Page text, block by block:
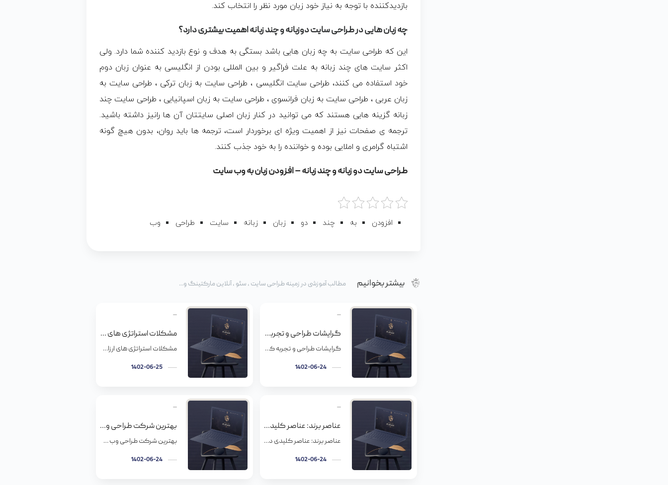
بازدیدکننده با توجه به نیاز خود زبان مورد نظر را انتخاب کند.
چه زبان هایی در طراحی سایت دوزبانه و چند زبانه اهمیت بیشتری دارد؟
این که طراحی سایت به چه زبان هایی باشد بستگی به هدف و نوع بازدید کننده شما دارد. ولی
اکثر سایت های چند زبانه به علت فراگیر و بین المللی بودن از انگلیسی به عنوان زبان دوم
خود استفاده می کنند، طراحی سایت انگلیسی ، طراحی سایت به زبان ترکی ، طراحی سایت به
زبان عربی ، طراحی سایت به زبان فرانسوی ، طراحی سایت به زبان اسپانیایی ، طراحی سایت چند
زبانه گزینه هایی هستند که می توانید در کنار زبان اصلی سایتتان آن ها رانیز داشته باشید.
ترجمه ی صفحات نیز از اهمیت ویژه ای برخوردار است، ترجمه ها باید روان، بدون هیچ گونه
اشتباه گرامری و املایی بوده و خواننده را به خود جذب کنند.
طراحی سایت دو زبانه و چند زبانه – افزودن زبان به وب سایت
افزودن به چند دو زبان زبانه سایت طراحی وب
بیشتر بخوانیم مطالب آموزشی در زمینه طراحی سایت ، سئو ، آنلاین مارکتینگ و...
گرایشات طراحی و تجربه کاربری سایت
گرایشات طراحی و تجربه کاربری سایت طراحی تجربه کاربری الآن دیگه یکی از بزرگترین حالتهای توسعه سایت محسوب میشه. مفهوم طراحی تجربه کاربری و توسعه سایت مدرن، ذات سایت رو به عنوان یک کل در نظر میگیره. سایتهای موفق، الان دیگه بنر یا تجهیزات الکترونیکی خاصی ندارن. جزء بازاریابی استاتیک نیستند. یه سایت خوش ساخت […]
1402-06-24
مشکلات استراتژی های ارزان سئو
مشکلات استراتژی های ارزان سئو سئو یا بهینه سازی موتور جستجو، راه و روشیه که مطمئن بشیم محتوا، سایت و پلتفرم های شبکه های اجتماعیمون وقتی که عبارت خاصی روی یه موتور جستجو (مثل گوگل) سرچ میشه، دیده میشن. بهینه سازی سایت و محتوا به بالا رفتن رتبه سایتتون کمک میکنه و در نتیجه بازدیدکننده […]
1402-06-25
عناصر برند: عناصر کلیدی در ساخت هویت برند
عناصر برند: عناصر کلیدی در ساخت هویت برند در مقالات و کتب مختلف عناصر برند و کلید های ساخت هویت مختلفی نامبرده شده است. هدف این مقاله این است که ضمن اشاره به عناصر کلیدی در ساخت هویت برند در مقالات متعدد، در انتها یک راهکار برای ساخت برند و هویت برند ارائه بدهد که […]
1402-06-24
بهترین شرکت طراحی وب سایت در ایران
بهترین شرکت طراحی وب سایت در ایران مستر وب به عنوان یکی از معتبرترین شرکت ها در زمینه ارائه خدمات طراحی وب سایت می باشد که آدرس سایت جدید شرکت سایت جدید دپارتمان طراحی سایت مستر وب می باشد. مستر وب دارای مجوز فعالیت از سازمان نظام صنفی رایانه ای استان تهران و همچنین دارای […]
1402-06-24